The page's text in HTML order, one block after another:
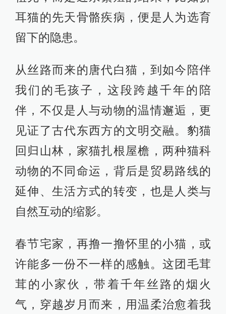
耳猫的先天骨骼疾病，便是人为选育
留下的隐患。
从丝路而来的唐代白猫，到如今陪伴
我们的毛孩子，这段跨越千年的陪
伴，不仅是人与动物的温情邂逅，更
见证了古代东西方的文明交融。豹猫
回归山林，家猫扎根屋檐，两种猫科
动物的不同命运，背后是贸易路线的
延伸、生活方式的转变，也是人类与
自然互动的缩影。
春节宅家，再撸一撸怀里的小猫，或
许能多一份不一样的感触。这团毛茸
茸的小家伙，带着千年丝路的烟火
气，穿越岁月而来，用温柔治愈着我